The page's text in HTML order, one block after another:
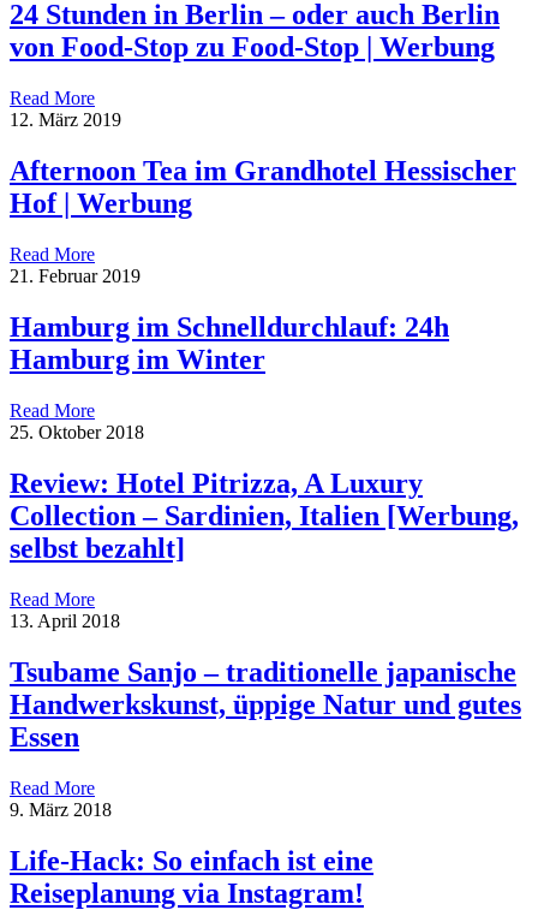
24 Stunden in Berlin – oder auch Berlin
von Food-Stop zu Food-Stop | Werbung
Read More
12. März 2019
Afternoon Tea im Grandhotel Hessischer
Hof | Werbung
Read More
21. Februar 2019
Hamburg im Schnelldurchlauf: 24h
Hamburg im Winter
Read More
25. Oktober 2018
Review: Hotel Pitrizza, A Luxury
Collection – Sardinien, Italien [Werbung,
selbst bezahlt]
Read More
13. April 2018
Tsubame Sanjo – traditionelle japanische
Handwerkskunst, üppige Natur und gutes
Essen
Read More
9. März 2018
Life-Hack: So einfach ist eine
Reiseplanung via Instagram!